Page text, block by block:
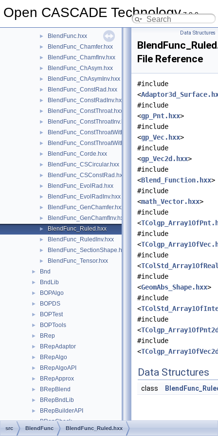
Open CASCADE Technology7.9.0
Blend
► BlendFunc.hxx
► BlendFunc_Chamfer.hxx
► BlendFunc_ChamfInv.hxx
► BlendFunc_ChAsym.hxx
► BlendFunc_ChAsymInv.hxx
► BlendFunc_ConstRad.hxx
► BlendFunc_ConstRadInv.hxx
► BlendFunc_ConstThroat.hxx
► BlendFunc_ConstThroatInv.hxx
► BlendFunc_ConstThroatWithPenetration.hxx
► BlendFunc_ConstThroatWithPenetrationInv.hxx
► BlendFunc_Corde.hxx
► BlendFunc_CSCircular.hxx
► BlendFunc_CSConstRad.hxx
► BlendFunc_EvolRad.hxx
► BlendFunc_EvolRadInv.hxx
► BlendFunc_GenChamfer.hxx
► BlendFunc_GenChamfInv.hxx
► BlendFunc_Ruled.hxx
► BlendFunc_RuledInv.hxx
► BlendFunc_SectionShape.hxx
► BlendFunc_Tensor.hxx
► Bnd
► BndLib
► BOPAlgo
► BOPDS
► BOPTest
► BOPTools
► BRep
► BRepAdaptor
► BRepAlgo
► BRepAlgoAPI
► BRepApprox
► BRepBlend
► BRepBndLib
► BRepBuilderAPI
► BRepCheck
► BRepClass
Data Structures
File Reference
#include
<
#include
<gp_Pnt.hxx>
#include
<gp_Vec.hxx>
#include
<gp_Vec2d.hxx>
#include
<Blend_Function.hxx>
#include
<math_Vector.hxx>
#include
<
#include
<
#include
<
#include
<GeomAbs_Shape.hxx>
#include
<
#include
<
#include
<
Data Structures
class
src BlendFunc BlendFunc_Ruled.hxx